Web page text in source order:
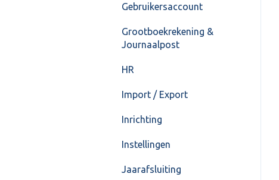
Cash Payroll
Loonaangifte
Gebruikersaccount
Grootboekrekening &
Journaalpost
HR
Import / Export
Inrichting
Instellingen
Jaarafsluiting